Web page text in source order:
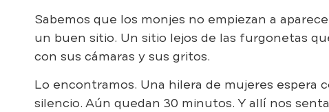
Sabemos que los monjes no empiezan a
un buen sitio. Un sitio lejos de las furgonetas
con sus cámaras y sus gritos.
Lo encontramos. Una hilera de mujeres espera
silencio. Aún quedan 30 minutos. Y allí nos